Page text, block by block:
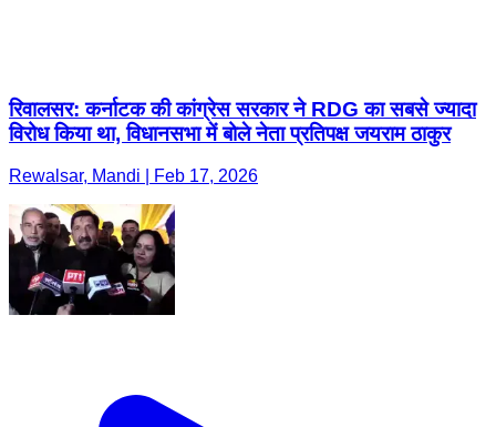
रिवालसर: कर्नाटक की कांग्रेस सरकार ने RDG का सबसे ज्यादा
विरोध किया था, विधानसभा में बोले नेता प्रतिपक्ष जयराम ठाकुर
Rewalsar, Mandi | Feb 17, 2026